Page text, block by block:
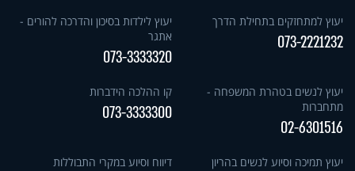
יעוץ למתחזקים בתחילת הדרך
073-2221232
יעוץ לילדות בסיכון והדרכה להורים -
אתגר
073-3333320
יעוץ לנשים בטהרת המשפחה -
מתחברות
02-6301516
קו ההלכה הידברות
073-3333300
יעוץ תמיכה וסיוע לנשים בהריון דיווח וסיוע במקרי התבוללות